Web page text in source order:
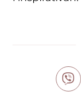
V
i